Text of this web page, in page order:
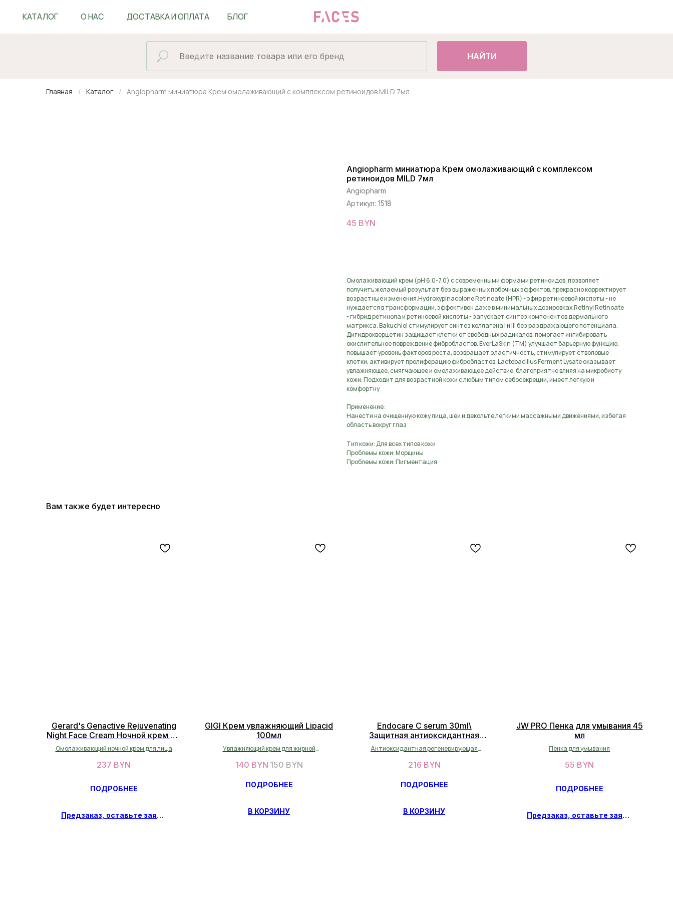
КАТАЛОГ О НАС БЛОГ
ДОСТАВКА И ОПЛАТА
НАЙТИ
Главная Каталог Angiopharm миниатюра Крем омолаживающий с комплексом ретиноидов MILD 7мл
Angiopharm миниатюра Крем омолаживающий с комплексом
ретиноидов MILD 7мл
Angiopharm
Артикул: 1518
45 BYN
Омолаживающий крем (pH 6.0-7.0) с современными формами ретиноидов, позволяет
получить желаемый результат без выраженных побочных эффектов, прекрасно корректирует
возрастные изменения.Hydroxypinacolone Retinoate (HPR) - эфир ретиноевой кислоты - не
нуждается в трансформации, эффективен даже в минимальных дозировках.Retinyl Retinoate
- гибрид ретинола и ретиноевой кислоты - запускает синтез компонентов дермального
матрикса. Bakuchiol стимулирует синтез коллагена I и III без раздражающего потенциала.
Дигидрокверцетин защищает клетки от свободных радикалов, помогает ингибировать
окислительное повреждение фибробластов. EverLaSkin (ТМ) улучшает барьерную функцию,
повышает уровень факторов роста, возвращает эластичность, стимулирует стволовые
клетки, активирует пролиферацию фибробластов. Lactobacillus Ferment Lysate оказывает
увлажняющее, смягчающее и омолаживающее действие, благоприятно влияя на микробиоту
кожи. Подходит для возрастной кожи с любым типом себосекреции, имеет легкую и
комфортну
Применение:
Нанести на очищенную кожу лица, шеи и декольте легкими массажными движениями, избегая
область вокруг глаз
Тип кожи: Для всех типов кожи
Проблемы кожи: Морщины
Проблемы кожи: Пигментация
Вам также будет интересно
Gerard's Genactive Rejuvenating
Night Face Cream Ночной крем 50
мл
Омолаживающий ночной крем для лица
237 BYN
ПОДРОБНЕЕ
Предзаказ, оставьте заявку
GIGI Крем увлажняющий Lipacid
100мл
Увлажняющий крем для жирной
140 BYN150 BYN
ПОДРОБНЕЕ
В КОРЗИНУ
Endocare C serum 30ml\
Защитная антиоксидантная
регенерирующая сыворотка 30
мл
Антиоксидантная регенерирующая
216 BYN
ПОДРОБНЕЕ
В КОРЗИНУ
JW PRO Пенка для умывания 45
мл
Пенка для умывания
55 BYN
ПОДРОБНЕЕ
Предзаказ, оставьте заявку